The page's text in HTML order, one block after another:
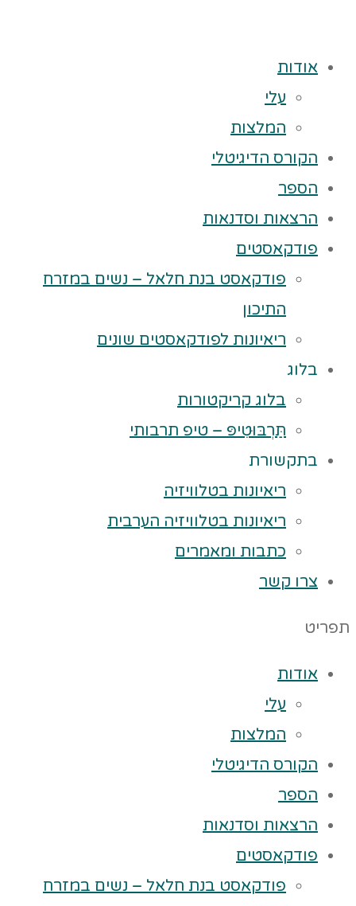
אודות
עלי
המלצות
הקורס הדיגיטלי
הספר
הרצאות וסדנאות
פודקאסטים
פודקאסט בנת חלאל – נשים במזרח
התיכון
ריאיונות לפודקאסטים שונים
בלוג
בלוג קריקטורות
תַּרְבּוּטִיפּ – טיפ תרבותי
בתקשורת
ריאיונות בטלוויזיה
ריאיונות בטלוויזיה הערבית
כתבות ומאמרים
צרו קשר
תפריט
אודות
עלי
המלצות
הקורס הדיגיטלי
הספר
הרצאות וסדנאות
פודקאסטים
פודקאסט בנת חלאל – נשים במזרח